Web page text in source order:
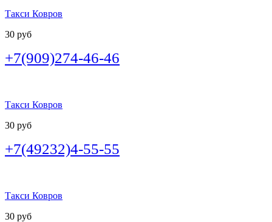
Такси Ковров
30 руб
+7(909)274-46-46
Такси Ковров
30 руб
+7(49232)4-55-55
Такси Ковров
30 руб